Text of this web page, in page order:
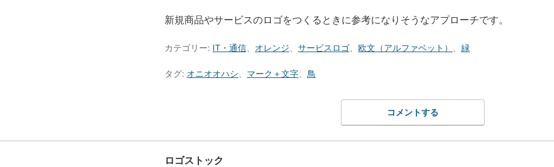
新規商品やサービスのロゴをつくるときに参考になりそうなアプローチです。
カテゴリー: IT・通信 オレンジ サービスロゴ 欧文（アルファベット） 緑
タグ: オニオオハシ マーク＋文字 鳥
コメントする
ロゴストック